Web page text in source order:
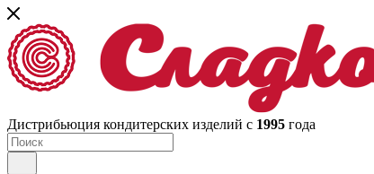
Дистрибьюция кондитерских изделий с 1995 года